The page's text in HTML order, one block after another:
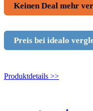
Keinen Deal mehr
Preis bei idealo
Produktdetails >>